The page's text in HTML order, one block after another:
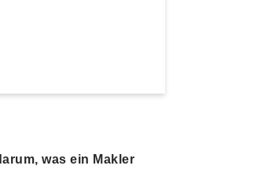
was ein Makler